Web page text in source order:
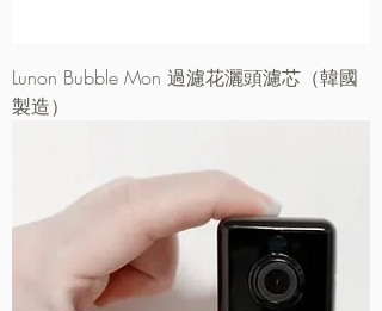
Lunon Bubble Mon 過濾花灑頭濾芯（韓國
製造）